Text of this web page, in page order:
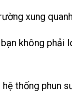
xung
không phải
thống phun